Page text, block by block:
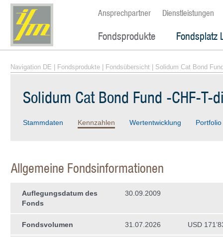
Ansprechpartner Dienstleistungen
Fondsprodukte Fondsplatz
Navigation DE Fondsprodukte Fondsübersicht | Solidum Cat Bond
Solidum Cat Bond Fund -CHF-T-
Stammdaten Kennzahlen Wertentwicklung Portfolio
Allgemeine Fondsinformationen
Auflegungsdatum des
Fonds
30.09.2009
Fondsvolumen 31.07.2026 USD